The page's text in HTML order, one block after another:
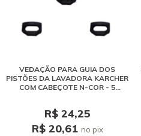
VEDAÇÃO PARA GUIA DOS
PISTÕES DA LAVADORA KARCHER
COM CABEÇOTE N-COR - 5
R$ 24,25
R$ 20,61 no pix